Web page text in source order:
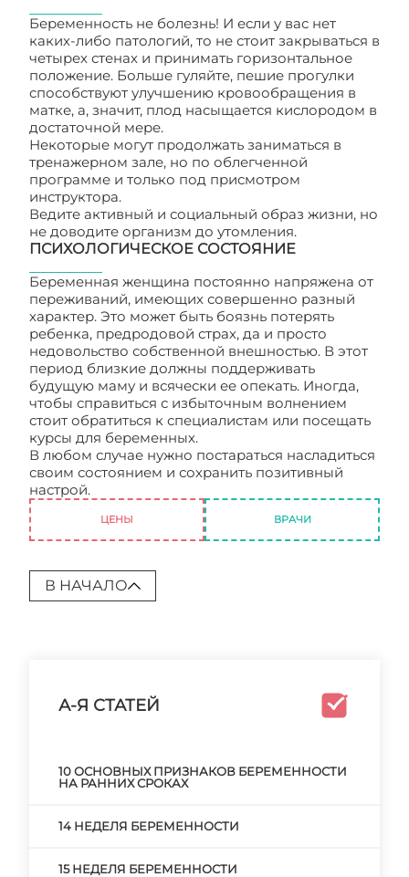
Беременность не болезнь! И если у вас нет
каких-либо патологий, то не стоит закрываться в
четырех стенах и принимать горизонтальное
положение. Больше гуляйте, пешие прогулки
способствуют улучшению кровообращения в
матке, а, значит, плод насыщается кислородом в
достаточной мере.
Некоторые могут продолжать заниматься в
тренажерном зале, но по облегченной
программе и только под присмотром
инструктора.
Ведите активный и социальный образ жизни, но
не доводите организм до утомления.
ПСИХОЛОГИЧЕСКОЕ СОСТОЯНИЕ
Беременная женщина постоянно напряжена от
переживаний, имеющих совершенно разный
характер. Это может быть боязнь потерять
ребенка, предродовой страх, да и просто
недовольство собственной внешностью. В этот
период близкие должны поддерживать
будущую маму и всячески ее опекать. Иногда,
чтобы справиться с избыточным волнением
стоит обратиться к специалистам или посещать
курсы для беременных.
В любом случае нужно постараться насладиться
своим состоянием и сохранить позитивный
настрой.
ЦЕНЫ ВРАЧИ
В НАЧАЛО
А-Я СТАТЕЙ
10 ОСНОВНЫХ ПРИЗНАКОВ БЕРЕМЕННОСТИ
НА РАННИХ СРОКАХ
14 НЕДЕЛЯ БЕРЕМЕННОСТИ
15 НЕДЕЛЯ БЕРЕМЕННОСТИ